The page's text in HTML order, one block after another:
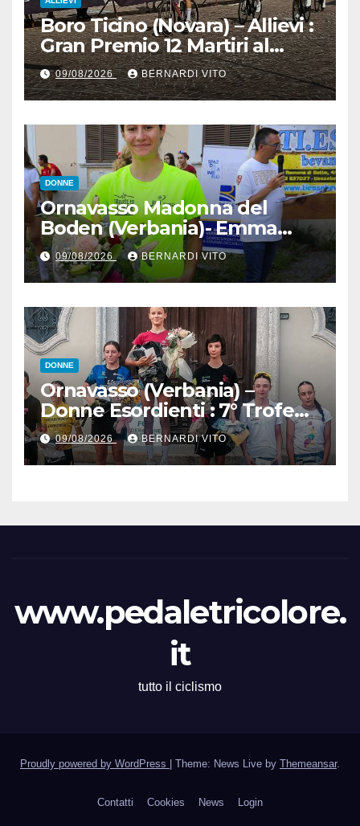
Boro Ticino (Novara) – Allievi :
Gran Premio 12 Martiri al
trentino Pietro Valenti
(Ciclistica Dro) con 1’30” sul
bergamasco Pietro resca (SC
Romanese) – Servizio
fotografico di Luciano
Pedretti
09/08/2026 BERNARDI VITO
DONNE
Ornavasso Madonna del
Boden (Verbania)- Emma
Cocca per la rivincita su
Firenze, Elisa Paiusco
Sansottera per la riconferma
tra le migliori Donne Allieve
09/08/2026 BERNARDI VITO
DONNE
Ornavasso (Verbania) –
Donne Esordienti : 7° Trofeo
Santuario Madonna del
Boden, Aurora Cerame e
Martina Zavattero le neo
09/08/2026 BERNARDI VITO
www.pedaletricolore.
it
tutto il ciclismo
Proudly powered by WordPress | Theme: News Live by Themeansar.
Contatti Cookies News Login